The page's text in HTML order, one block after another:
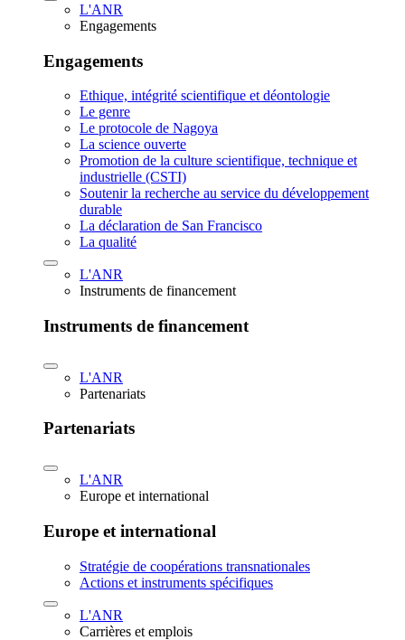
L'ANR
Engagements
Engagements
Ethique, intégrité scientifique et déontologie
Le genre
Le protocole de Nagoya
La science ouverte
Promotion de la culture scientifique, technique et
industrielle (CSTI)
Soutenir la recherche au service du développement
durable
La déclaration de San Francisco
La qualité
L'ANR
Instruments de financement
Instruments de financement
L'ANR
Partenariats
Partenariats
L'ANR
Europe et international
Europe et international
Stratégie de coopérations transnationales
Actions et instruments spécifiques
L'ANR
Carrières et emplois